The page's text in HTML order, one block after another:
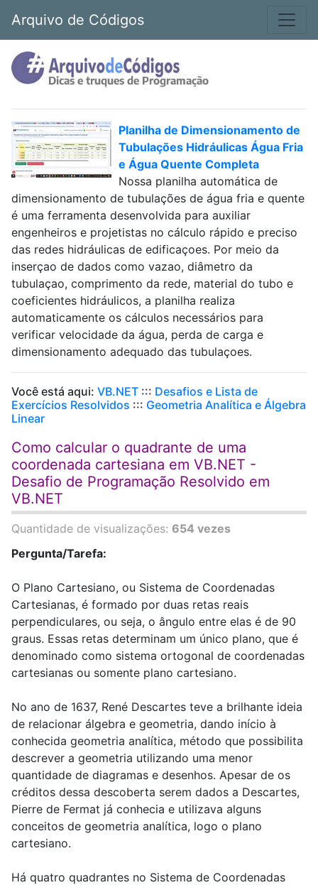
Arquivo de Códigos
Planilha de Dimensionamento de
Tubulações Hidráulicas Água Fria
e Água Quente Completa
Nossa planilha automática de
dimensionamento de tubulações de água fria e quente
é uma ferramenta desenvolvida para auxiliar
engenheiros e projetistas no cálculo rápido e preciso
das redes hidráulicas de edificaçoes. Por meio da
inserçao de dados como vazao, diâmetro da
tubulaçao, comprimento da rede, material do tubo e
coeficientes hidráulicos, a planilha realiza
automaticamente os cálculos necessários para
verificar velocidade da água, perda de carga e
dimensionamento adequado das tubulaçoes.
Você está aqui: VB.NET ::: Desafios e Lista de
Exercícios Resolvidos ::: Geometria Analítica e Álgebra
Linear
Como calcular o quadrante de uma
coordenada cartesiana em VB.NET -
Desafio de Programação Resolvido em
VB.NET
Quantidade de visualizações: 654 vezes
Pergunta/Tarefa:
O Plano Cartesiano, ou Sistema de Coordenadas
Cartesianas, é formado por duas retas reais
perpendiculares, ou seja, o ângulo entre elas é de 90
graus. Essas retas determinam um único plano, que é
denominado como sistema ortogonal de coordenadas
cartesianas ou somente plano cartesiano.
No ano de 1637, René Descartes teve a brilhante ideia
de relacionar álgebra e geometria, dando início à
conhecida geometria analítica, método que possibilita
descrever a geometria utilizando uma menor
quantidade de diagramas e desenhos. Apesar de os
créditos dessa descoberta serem dados a Descartes,
Pierre de Fermat já conhecia e utilizava alguns
conceitos de geometria analítica, logo o plano
cartesiano.
Há quatro quadrantes no Sistema de Coordenadas